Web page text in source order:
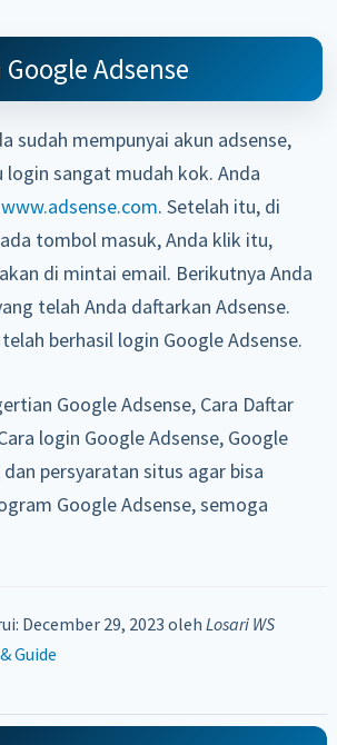
Adsense
sudah mempunyai akun adsense,
sangat mudah kok. Anda
www.adsense.com. Setelah itu, di
tombol masuk, Anda klik itu,
di mintai email. Berikutnya Anda
telah Anda daftarkan Adsense.
berhasil login Google Adsense.
Google Adsense, Cara Daftar
login Google Adsense, Google
dan persyaratan situs agar bisa
Google Adsense, semoga
December 29, 2023 oleh Losari WS
Guide